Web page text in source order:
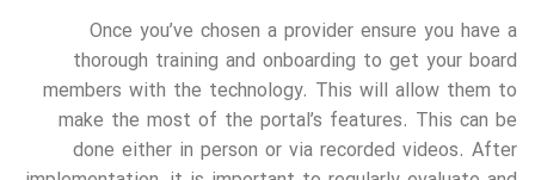
Once you’ve chosen a provider ensure you have a
thorough training and onboarding to get your board
members with the technology. This will allow them to
make the most of the portal’s features. This can be
done either in person or via recorded videos. After